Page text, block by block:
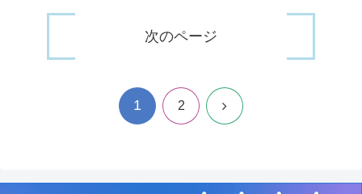
次のページ
1 2 次